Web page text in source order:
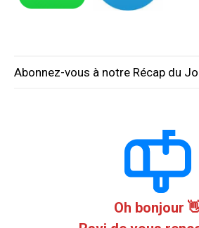
Abonnez-vous à notre Récap du
Oh bonjour